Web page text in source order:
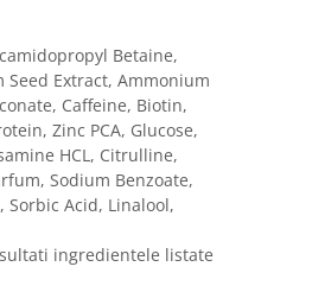
Betaine,
Seed Extract, Ammonium
Caffeine, Biotin,
Zinc PCA, Glucose,
HCL, Citrulline,
Sodium Benzoate,
Sorbic Acid, Linalool,
ingredientele listate